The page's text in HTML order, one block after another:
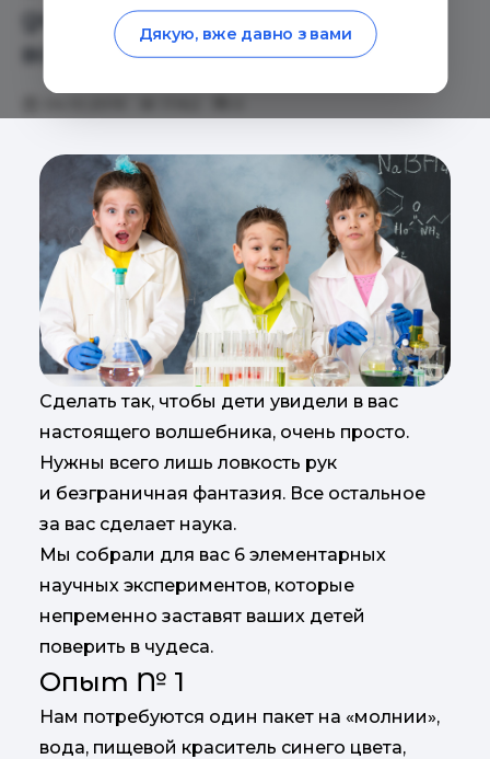
детей, граничащих с
волшебством
Сделать так, чтобы дети увидели в вас
настоящего волшебника, очень просто.
Нужны всего лишь ловкость рук
и безграничная фантазия. Все остальное
за вас сделает наука.
Мы собрали для вас 6 элементарных
научных экспериментов, которые
непременно заставят ваших детей
поверить в чудеса.
Опыт № 1
Нам потребуются один пакет на «молнии»,
вода, пищевой краситель синего цвета,
Дякую, вже давно з вами